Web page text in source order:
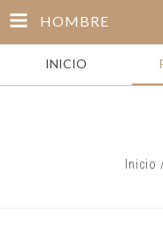
HOMBRE
INICIO
Inicio